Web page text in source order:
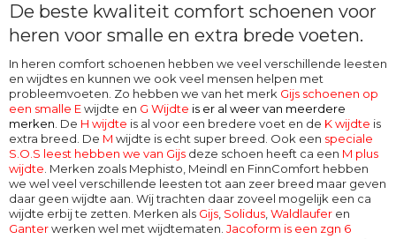
De beste kwaliteit comfort schoenen voor
heren voor smalle en extra brede voeten.
In heren comfort schoenen hebben we veel verschillende leesten
en wijdtes en kunnen we ook veel mensen helpen met
probleemvoeten. Zo hebben we van het merk Gijs schoenen op
een smalle Ewijdte en G Wijdte is er al weer van meerdere
merken. De H wijdte is al voor een bredere voet en de K wijdte is
extra breed. De M wijdte is echt super breed. Ook een speciale
S.O.S leest hebben we van Gijs deze schoen heeft ca een M plus
wijdte. Merken zoals Mephisto, Meindl en FinnComfort hebben
we wel veel verschillende leesten tot aan zeer breed maar geven
daar geen wijdte aan. Wij trachten daar zoveel mogelijk een ca
wijdte erbij te zetten. Merken als Gijs, Solidus,Waldlaufer en
Ganterwerken wel met wijdtematen. Jacoform is een zgn 6